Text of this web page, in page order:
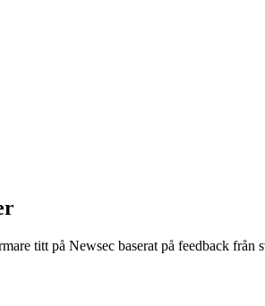
titt på Newsec baserat på feedback från